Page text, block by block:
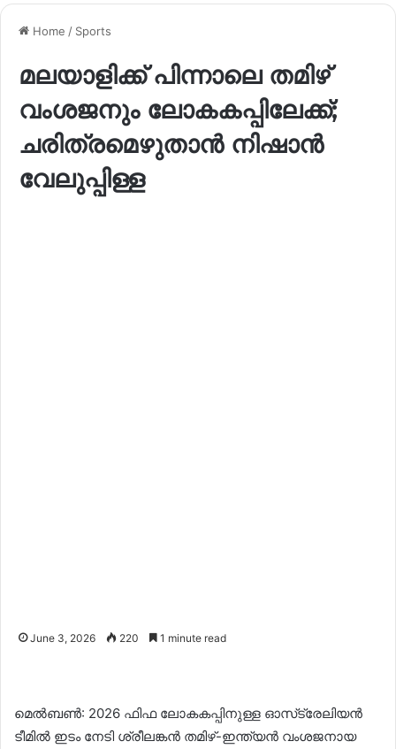
Home / Sports
മലയാളിക്ക് പിന്നാലെ തമിഴ്
വംശജനും ലോകകപ്പിലേക്ക്;
ചരിത്രമെഴുതാൻ നിഷാൻ
വേലുപ്പിള്ള
June 3, 2026 220 1 minute read
മെൽബൺ: 2026 ഫിഫ ലോകകപ്പിനുള്ള ഓസ്‌ട്രേലിയൻ
ടീമിൽ ഇടം നേടി ശ്രീലങ്കൻ തമിഴ്-ഇന്ത്യൻ വംശജനായ